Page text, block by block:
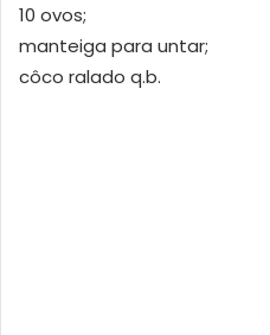
10 ovos;
manteiga para untar;
côco ralado q.b.